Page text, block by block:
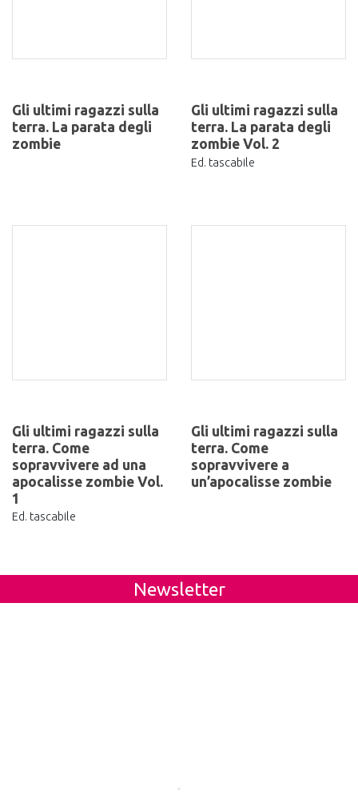
Gli ultimi ragazzi sulla
terra. La parata degli
zombie
Gli ultimi ragazzi sulla
terra. La parata degli
zombie Vol. 2
Ed. tascabile
Gli ultimi ragazzi sulla
terra. Come
sopravvivere ad una
apocalisse zombie Vol.
1
Ed. tascabile
Gli ultimi ragazzi sulla
terra. Come
sopravvivere a
un’apocalisse zombie
Newsletter